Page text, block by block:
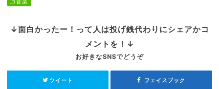
音楽
↓面白かったー！って人は投げ銭代わりにシェアかコ
メントを！↓
お好きなSNSでどうぞ
ツイート フェイスブック